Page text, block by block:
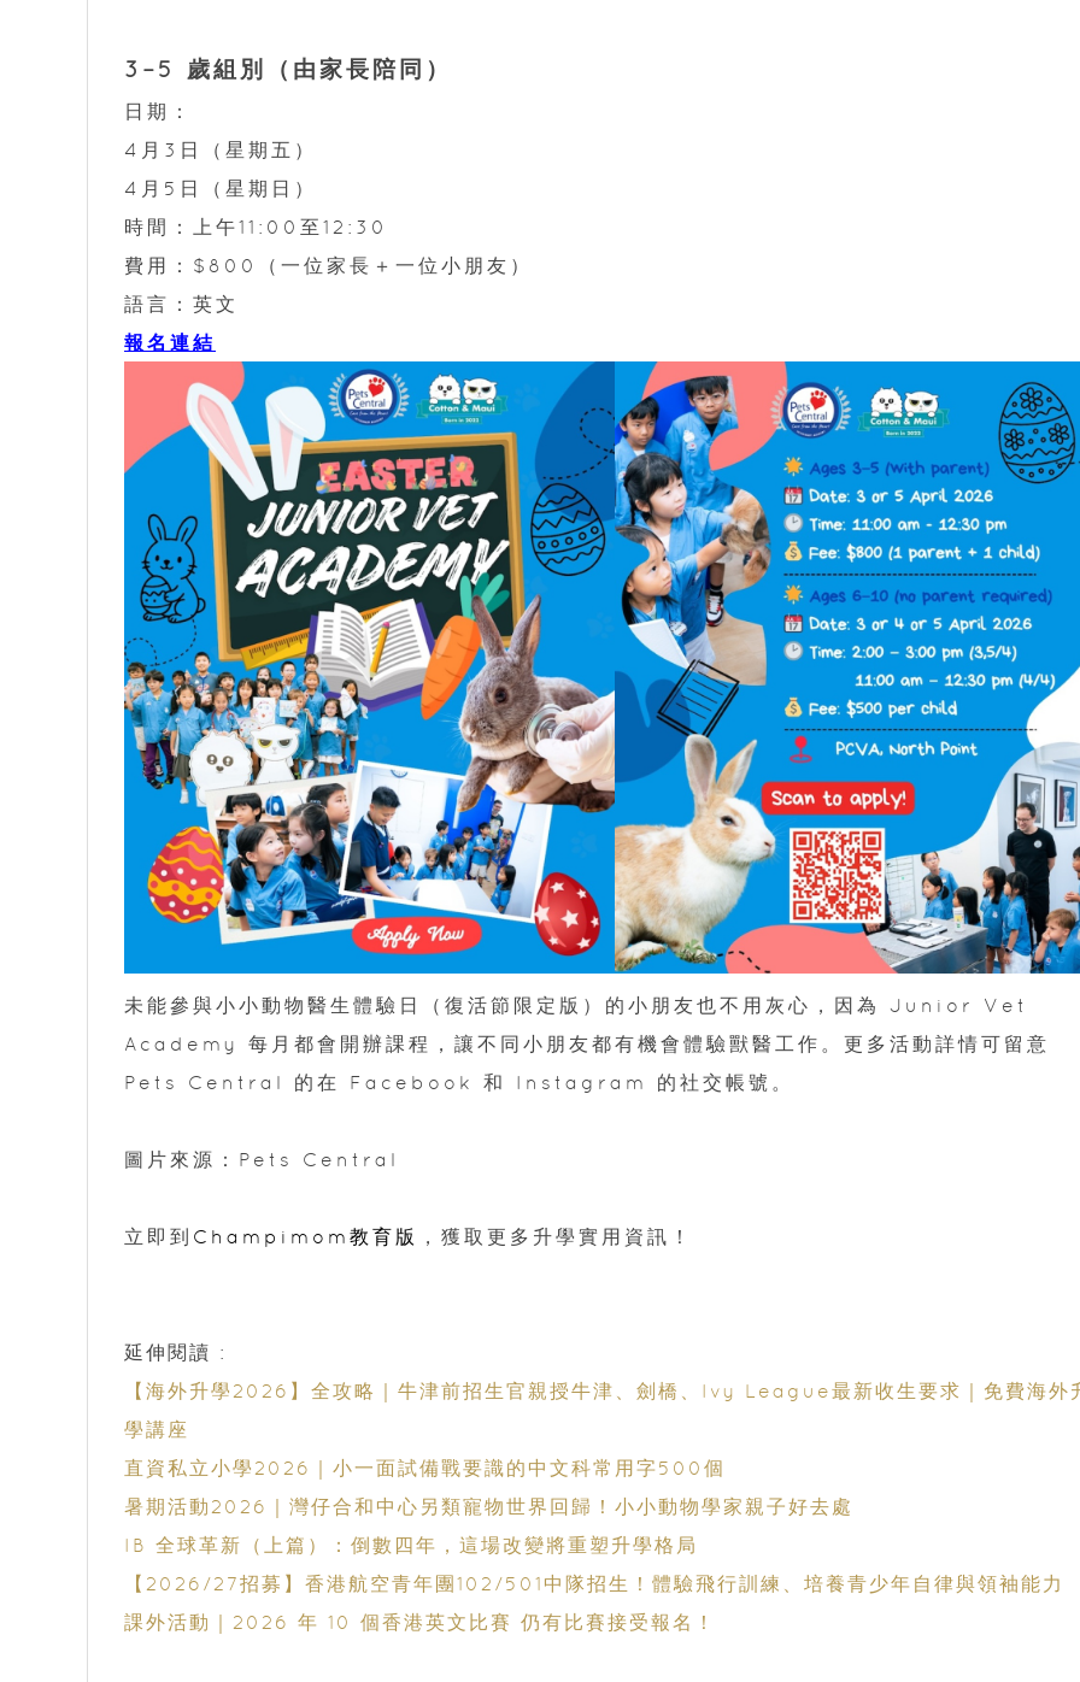
3–5 歲組別（由家長陪同）
日期：
4月3日（星期五）
4月5日（星期日）
時間：上午11:00至12:30
費用：$800（一位家長＋一位小朋友）
語言：英文
報名連結
未能參與小小動物醫生體驗日（復活節限定版）的小朋友也不用灰心，因為 Junior Vet
Academy 每月都會開辦課程，讓不同小朋友都有機會體驗獸醫工作。更多活動詳情可留意
Pets Central 的在 Facebook 和 Instagram 的社交帳號。
圖片來源：Pets Central
立即到 Champimom教育版 ，獲取更多升學實用資訊！
延伸閱讀 :
【海外升學2026】全攻略｜牛津前招生官親授牛津、劍橋、Ivy League最新收生要求｜免費海外
學講座
直資私立小學2026｜小一面試備戰要識的中文科常用字500個
暑期活動2026｜灣仔合和中心另類寵物世界回歸！小小動物學家親子好去處
IB 全球革新（上篇）：倒數四年，這場改變將重塑升學格局
【2026/27招募】香港航空青年團102/501中隊招生！體驗飛行訓練、培養青少年自律與領袖能力
課外活動｜2026 年 10 個香港英文比賽 仍有比賽接受報名！